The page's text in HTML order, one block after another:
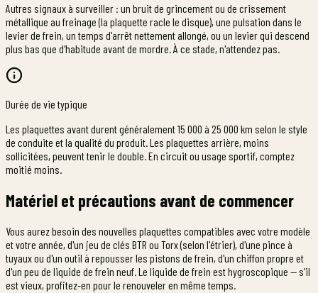
Autres signaux à surveiller : un bruit de grincement ou de crissement
métallique au freinage (la plaquette racle le disque), une pulsation dans le
levier de frein, un temps d'arrêt nettement allongé, ou un levier qui descend
plus bas que d'habitude avant de mordre. À ce stade, n'attendez pas.
Durée de vie typique
Les plaquettes avant durent généralement 15 000 à 25 000 km selon le style
de conduite et la qualité du produit. Les plaquettes arrière, moins
sollicitées, peuvent tenir le double. En circuit ou usage sportif, comptez
moitié moins.
Matériel et précautions avant de commencer
Vous aurez besoin des nouvelles plaquettes compatibles avec votre modèle
et votre année, d'un jeu de clés BTR ou Torx (selon l'étrier), d'une pince à
tuyaux ou d'un outil à repousser les pistons de frein, d'un chiffon propre et
d'un peu de liquide de frein neuf. Le liquide de frein est hygroscopique — s'il
est vieux, profitez-en pour le renouveler en même temps.